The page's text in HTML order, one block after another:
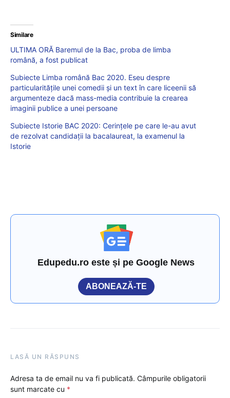
Similare
ULTIMA ORĂ Baremul de la Bac, proba de limba
română, a fost publicat
Subiecte Limba română Bac 2020. Eseu despre
particularitățile unei comedii și un text în care liceenii să
argumenteze dacă mass-media contribuie la crearea
imaginii publice a unei persoane
Subiecte Istorie BAC 2020: Cerințele pe care le-au avut
de rezolvat candidații la bacalaureat, la examenul la
Istorie
Edupedu.ro este și pe Google News
ABONEAZĂ-TE
LASĂ UN RĂSPUNS
Adresa ta de email nu va fi publicată. Câmpurile obligatorii
sunt marcate cu *